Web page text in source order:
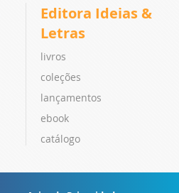
Editora Ideias &
Letras
livros
coleções
lançamentos
ebook
catálogo